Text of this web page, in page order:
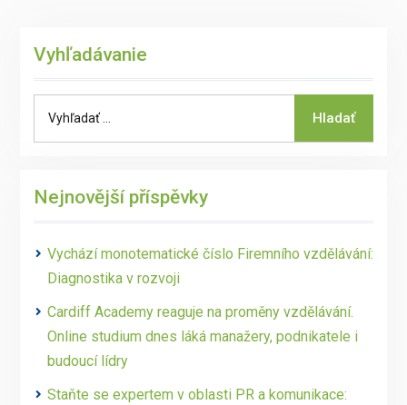
Vyhľadávanie
Hladať
Nejnovější příspěvky
Vychází monotematické číslo Firemního vzdělávání:
Diagnostika v rozvoji
Cardiff Academy reaguje na proměny vzdělávání.
Online studium dnes láká manažery, podnikatele i
budoucí lídry
Staňte se expertem v oblasti PR a komunikace: